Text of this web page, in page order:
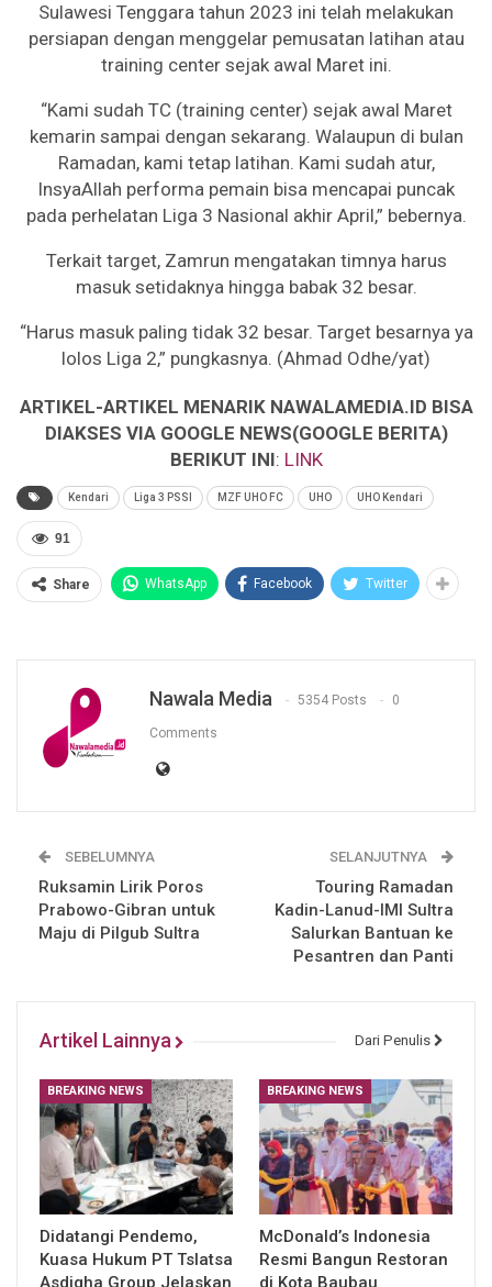
Sulawesi Tenggara tahun 2023 ini telah melakukan
persiapan dengan menggelar pemusatan latihan atau
training center sejak awal Maret ini.
“Kami sudah TC (training center) sejak awal Maret
kemarin sampai dengan sekarang. Walaupun di bulan
Ramadan, kami tetap latihan. Kami sudah atur,
InsyaAllah performa pemain bisa mencapai puncak
pada perhelatan Liga 3 Nasional akhir April,” bebernya.
Terkait target, Zamrun mengatakan timnya harus
masuk setidaknya hingga babak 32 besar.
“Harus masuk paling tidak 32 besar. Target besarnya ya
lolos Liga 2,” pungkasnya. (Ahmad Odhe/yat)
ARTIKEL-ARTIKEL MENARIK NAWALAMEDIA.ID BISA
DIAKSES VIA GOOGLE NEWS(GOOGLE BERITA)
BERIKUT INI: LINK
Kendari Liga 3 PSSI MZF UHO FC UHO UHO Kendari
91
Share WhatsApp Facebook Twitter
Nawala Media 5354 Posts 0
Comments
SEBELUMNYA
Ruksamin Lirik Poros
Prabowo-Gibran untuk
Maju di Pilgub Sultra
SELANJUTNYA
Touring Ramadan
Kadin-Lanud-IMI Sultra
Salurkan Bantuan ke
Pesantren dan Panti
Artikel Lainnya Dari Penulis
BREAKING NEWS
Didatangi Pendemo,
Kuasa Hukum PT Tslatsa
Asdiqha Group Jelaskan
BREAKING NEWS
McDonald’s Indonesia
Resmi Bangun Restoran
di Kota Baubau